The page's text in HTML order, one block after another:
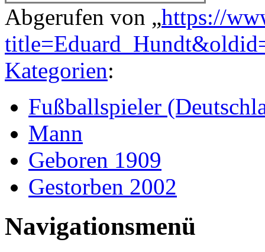
Abgerufen von „https://
Kategorien:
Fußballspieler
Mann
Geboren 1909
Gestorben 2002
Navigationsmenü